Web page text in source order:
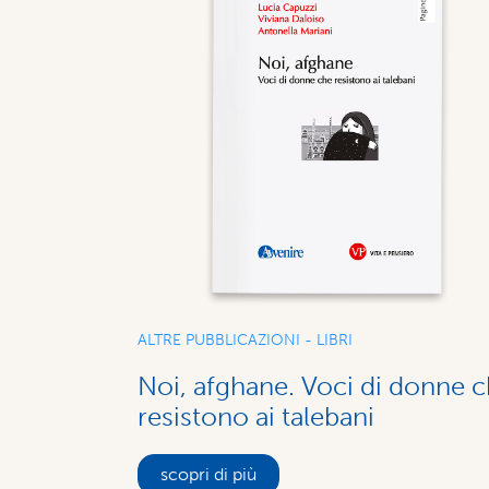
ALTRE PUBBLICAZIONI - LIBRI
Noi, afghane. Voci di donne
resistono ai talebani
scopri di più